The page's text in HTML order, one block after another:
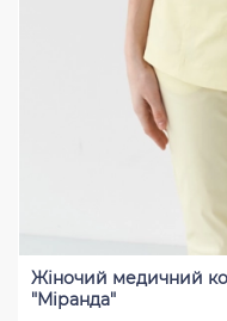
Жіночий медичний
"Міранда"